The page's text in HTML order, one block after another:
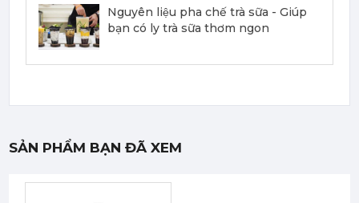
Nguyên liệu pha chế trà sữa - Giúp
bạn có ly trà sữa thơm ngon
SẢN PHẨM BẠN ĐÃ XEM